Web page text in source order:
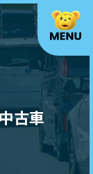
古車